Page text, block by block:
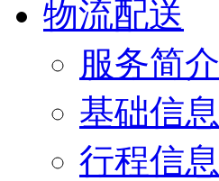
物流配送
服务简介
基础信息
行程信息